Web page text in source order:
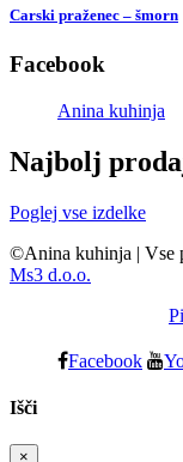
Carski praženec – šmorn
Facebook
Anina kuhinja
Najbolj
Poglej vse izdelke
©Anina kuhinja | Vse
Ms3 d.o.o.
Facebook
Išči
×